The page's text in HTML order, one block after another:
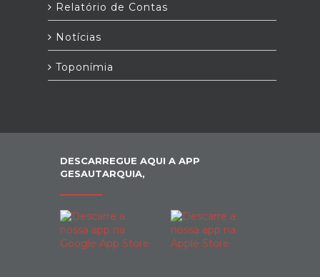
Relatório de Contas
Notícias
Toponímia
DESCARREGUE AQUI A APP
GESAUTARQUIA,